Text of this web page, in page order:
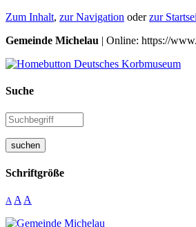
Zum Inhalt, zur Navigation oderzur
Gemeinde Michelau | Online: https://
Suche
suchen
Schriftgröße
A A A